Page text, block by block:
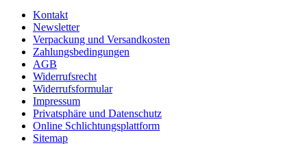
Kontakt
Newsletter
Verpackung und Versandkosten
Zahlungsbedingungen
AGB
Widerrufsrecht
Widerrufsformular
Impressum
Privatsphäre und Datenschutz
Online Schlichtungsplattform
Sitemap